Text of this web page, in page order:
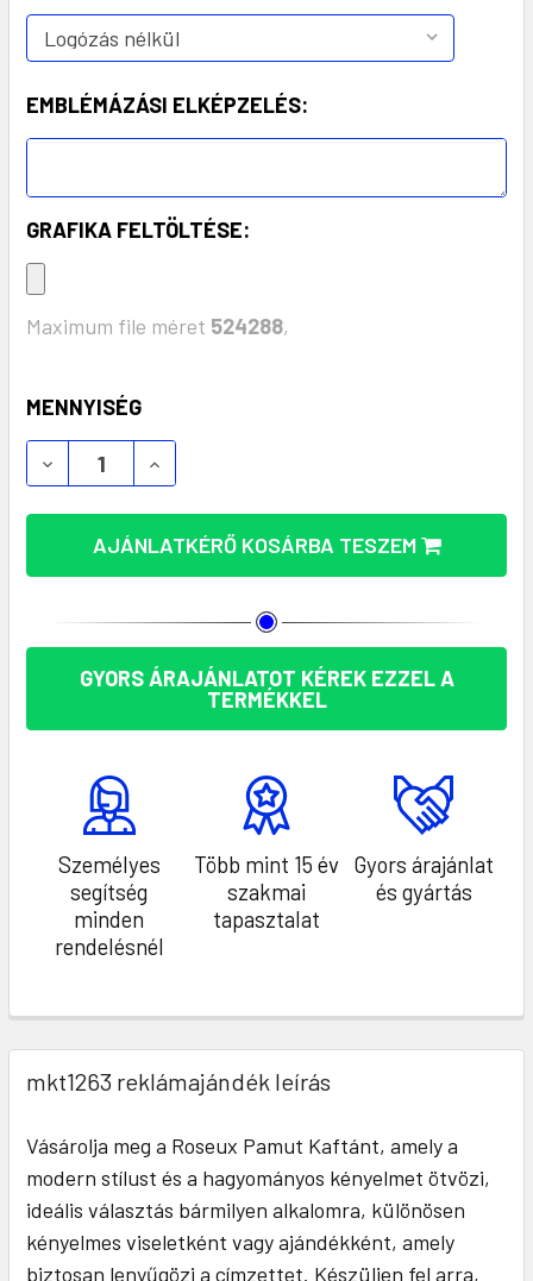
EMBLÉMÁZÁSI ELKÉPZELÉS:
GRAFIKA FELTÖLTÉSE:
Maximum file méret 524288,
KÉSZLET:
MENNYISÉG
ROSEUX PAMUT KAFTÁN – UNIVERZÁLIS MÉRET,
ROSEUX PAMUT KAFTÁN – UNIVERZÁLIS
AJÁNLATKÉRŐ KOSÁRBA TESZEM
GYORS ÁRAJÁNLATOT KÉREK EZZEL A
TERMÉKKEL
Személyes
segítség
minden
rendelésnél
Több mint 15 év
szakmai
tapasztalat
Gyors árajánlat
és gyártás
mkt1263 reklámajándék leírás
Vásárolja meg a Roseux Pamut Kaftánt, amely a
modern stílust és a hagyományos kényelmet ötvözi,
ideális választás bármilyen alkalomra, különösen
kényelmes viseletként vagy ajándékként, amely
biztosan lenyűgözi a címzettet. Készüljen fel arra,